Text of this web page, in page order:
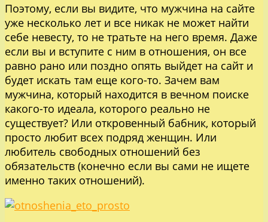
Поэтому, если вы видите, что мужчина на сайте
уже несколько лет и все никак не может найти
себе невесту, то не тратьте на него время. Даже
если вы и вступите с ним в отношения, он все
равно рано или поздно опять выйдет на сайт и
будет искать там еще кого-то. Зачем вам
мужчина, который находится в вечном поиске
какого-то идеала, которого реально не
существует? Или откровенный бабник, который
просто любит всех подряд женщин. Или
любитель свободных отношений без
обязательств (конечно если вы сами не ищете
именно таких отношений).